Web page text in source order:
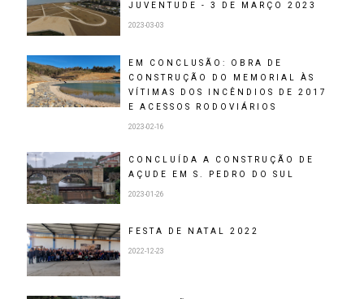
JUVENTUDE - 3 DE MARÇO 2023
2023-03-03
EM CONCLUSÃO: OBRA DE
CONSTRUÇÃO DO MEMORIAL ÀS
VÍTIMAS DOS INCÊNDIOS DE 2017
E ACESSOS RODOVIÁRIOS
2023-02-16
CONCLUÍDA A CONSTRUÇÃO DE
AÇUDE EM S. PEDRO DO SUL
2023-01-26
FESTA DE NATAL 2022
2022-12-23